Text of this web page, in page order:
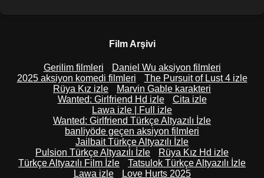
Film Arşivi
Gerilim filmleri
Daniel Wu aksiyon filmleri
2025 aksiyon komedi filmleri
The Pursuit of Lust 4 izle
Rüya Kız izle
Marvin Gable karakteri
Wanted: Girlfriend Hd izle
Cita izle
Lawa izle | Full izle
Wanted: Girlfriend Türkçe Altyazılı İzle
banliyöde geçen aksiyon filmleri
Jailbait Türkçe Altyazılı İzle
Pulsion Türkçe Altyazılı İzle
Rüya Kız Hd izle
Türkçe Altyazılı Film İzle
Tatsulok Türkçe Altyazılı İzle
Lawa izle
Love Hurts 2025